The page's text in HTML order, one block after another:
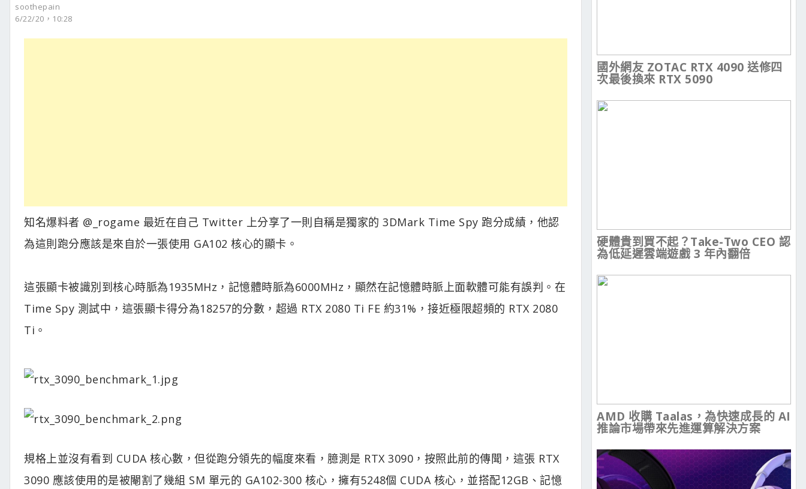
soothepain
6/22/20，10:28
知名爆料者 @_rogame 最近在自己 Twitter 上分享了一則自稱是獨家的 3DMark Time Spy 跑分成績，他認
為這則跑分應該是來自於一張使用 GA102 核心的顯卡。
這張顯卡被識別到核心時脈為1935MHz，記憶體時脈為6000MHz，顯然在記憶體時脈上面軟體可能有誤判。在
Time Spy 測試中，這張顯卡得分為18257的分數，超過 RTX 2080 Ti FE 約31%，接近極限超頻的 RTX 2080
Ti。
規格上並沒有看到 CUDA 核心數，但從跑分領先的幅度來看，臆測是 RTX 3090，按照此前的傳聞，這張 RTX
3090 應該使用的是被閹割了幾組 SM 單元的 GA102-300 核心，擁有5248個 CUDA 核心，並搭配12GB、記憶
國外網友 ZOTAC RTX 4090 送修四
次最後換來 RTX 5090
硬體貴到買不起？Take-Two CEO 認
為低延遲雲端遊戲 3 年內翻倍
AMD 收購 Taalas，為快速成長的 AI
推論市場帶來先進運算解決方案